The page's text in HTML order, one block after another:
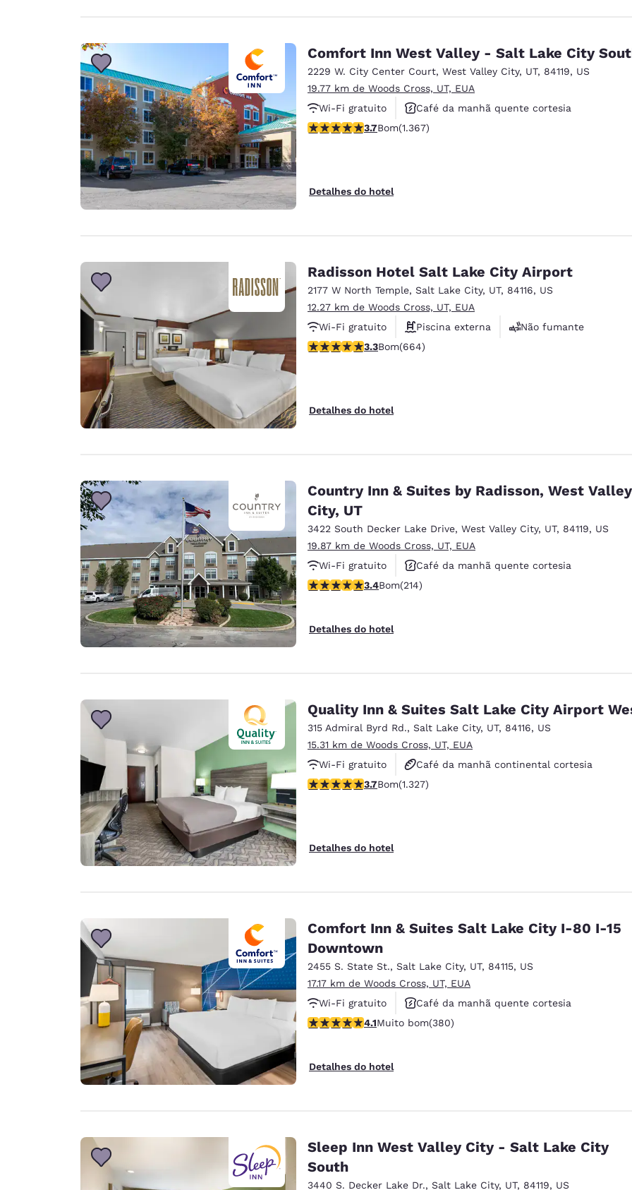
Comfort Inn West Valley - Salt Lake City
2229 W. City Center Court, West Valley City, UT, 84119, US
19.77 km de Woods Cross, UT, EUA
Wi-Fi gratuito
Café da manhã quente cortesia
Aceita animais de estimação
classificação 3.66 estrelas. Bom. 1367 avaliações
3.7Bom(1.367)
Detalhes do hotel
Radisson Hotel Salt Lake City Airport
2177 W North Temple, Salt Lake City, UT, 84116, US
12.27 km de Woods Cross, UT, EUA
Wi-Fi gratuito
Piscina externa
Não fumante
classificação 3.33 estrelas. Bom. 664 avaliações
3.3Bom(664)
Detalhes do hotel
Country Inn & Suites by Radisson, West Valley
City, UT
3422 South Decker Lake Drive, West Valley City, UT, 84119, US
19.87 km de Woods Cross, UT, EUA
Wi-Fi gratuito
Café da manhã quente cortesia
Aceita animais de estimação
classificação 3.35 estrelas. Bom. 214 avaliações
3.4Bom(214)
Detalhes do hotel
Quality Inn & Suites Salt Lake City Airport
315 Admiral Byrd Rd., Salt Lake City, UT, 84116, US
15.31 km de Woods Cross, UT, EUA
Wi-Fi gratuito
Café da manhã continental cortesia
Café da manhã quente cortesia
classificação 3.7 estrelas. Bom. 1327 avaliações
3.7Bom(1.327)
Detalhes do hotel
Comfort Inn & Suites Salt Lake City I-80 I-15
Downtown
2455 S. State St., Salt Lake City, UT, 84115, US
17.17 km de Woods Cross, UT, EUA
Wi-Fi gratuito
Café da manhã quente cortesia
Aceita animais de estimação
classificação 4.14 estrelas. Muito bom. 380 avaliações
4.1Muito bom(380)
Detalhes do hotel
Sleep Inn West Valley City - Salt Lake City
South
3440 S. Decker Lake Dr., Salt Lake City, UT, 84119, US